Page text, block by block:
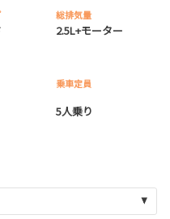
総排気量
2.5L+モーター
乗車定員
5人乗り